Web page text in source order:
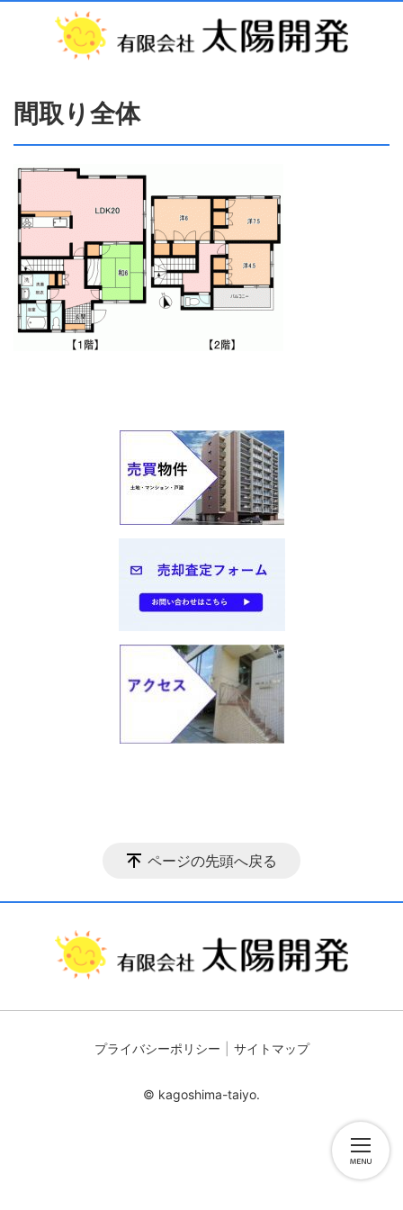
間取り全体
ページの先頭へ戻る
プライバシーポリシー サイトマップ
© kagoshima-taiyo.